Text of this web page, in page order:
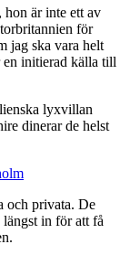
hon är inte ett av
för
jag ska vara helt
en initierad källa till
lyxvillan
dinerar de helst
och privata. De
in för att få